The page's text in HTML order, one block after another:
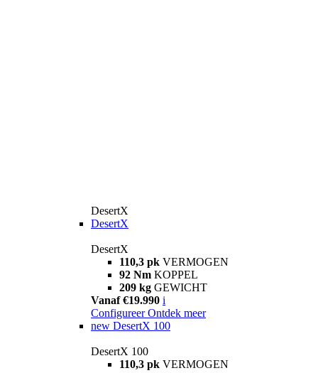
DesertX
DesertX
DesertX
110,3 pk VERMOGEN
92 Nm KOPPEL
209 kg GEWICHT
Vanaf €19.990 i
Configureer Ontdek meer
new DesertX 100
DesertX 100
110,3 pk VERMOGEN